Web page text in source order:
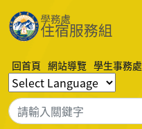
回首頁 網站導覽 學生事務處